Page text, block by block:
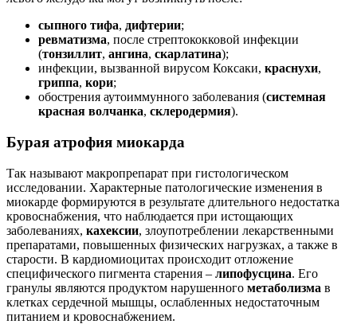
сыпного тифа, дифтерии;
ревматизма, после стрептококковой инфекции
(тонзиллит, ангина, скарлатина);
инфекции, вызванной вирусом Коксаки, краснухи,
гриппа, кори;
обострения аутоиммунного заболевания (системная
красная волчанка, склеродермия).
Бурая атрофия миокарда
Так называют макропрепарат при гистологическом
исследовании. Характерные патологические изменения в
миокарде формируются в результате длительного недостатка
кровоснабжения, что наблюдается при истощающих
заболеваниях, кахексии, злоупотреблении лекарственными
препаратами, повышенных физических нагрузках, а также в
старости. В кардиомиоцитах происходит отложение
специфического пигмента старения – липофусцина. Его
гранулы являются продуктом нарушенного метаболизма в
клетках сердечной мышцы, ослабленных недостаточным
питанием и кровоснабжением.